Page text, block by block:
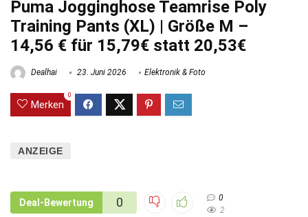
Puma Jogginghose Teamrise Poly
Training Pants (XL) | Größe M –
14,56 € für 15,79€ statt 20,53€
Dealhai 23. Juni 2026 Elektronik & Foto
Merken
0
ANZEIGE
Deal-Bewertung 0
0
2